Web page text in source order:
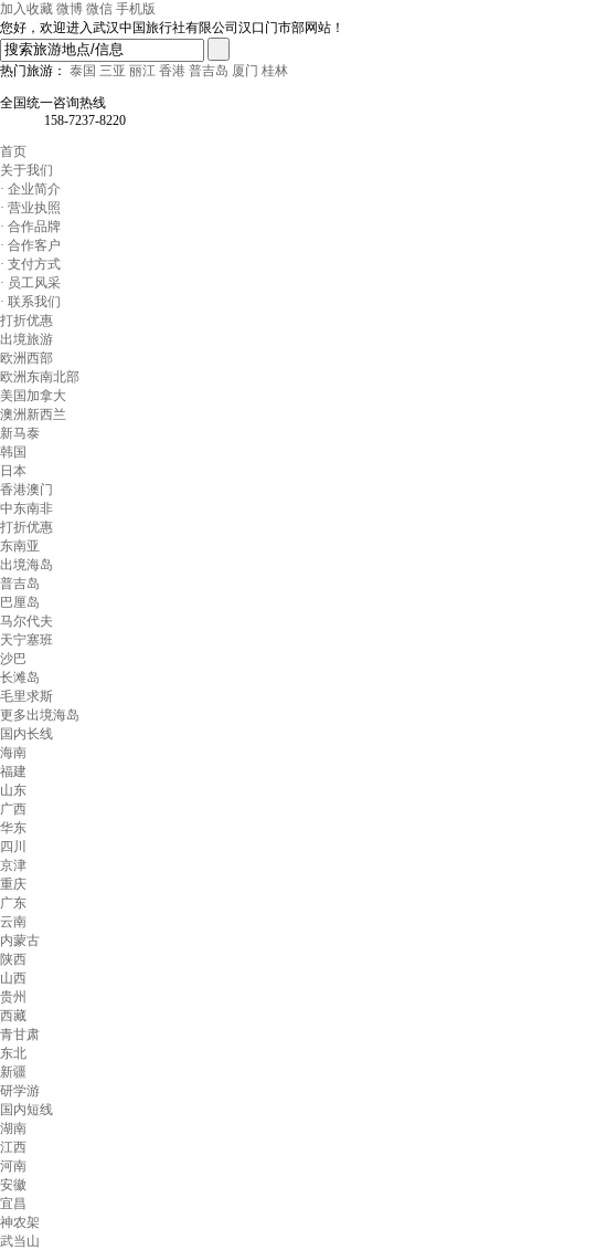
加入收藏 微博 微信 手机版
您好，欢迎进入武汉中国旅行社有限公司汉口门市部网站！
热门旅游： 泰国 三亚 丽江 香港 普吉岛 厦门 桂林
全国统一咨询热线
158-7237-8220
首页
关于我们
· 企业简介
· 营业执照
· 合作品牌
· 合作客户
· 支付方式
· 员工风采
· 联系我们
打折优惠
出境旅游
欧洲西部
欧洲东南北部
美国加拿大
澳洲新西兰
新马泰
韩国
日本
香港澳门
中东南非
打折优惠
东南亚
出境海岛
普吉岛
巴厘岛
马尔代夫
天宁塞班
沙巴
长滩岛
毛里求斯
更多出境海岛
国内长线
海南
福建
山东
广西
华东
四川
京津
重庆
广东
云南
内蒙古
陕西
山西
贵州
西藏
青甘肃
东北
新疆
研学游
国内短线
湖南
江西
河南
安徽
宜昌
神农架
武当山